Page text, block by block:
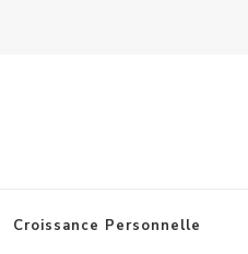
Croissance Personnelle